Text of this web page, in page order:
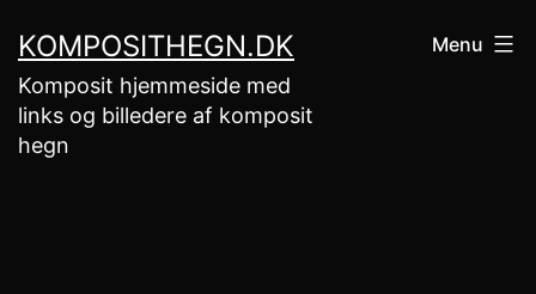
til
indhold
KOMPOSITHEGN.DK
Komposit hjemmeside med
links og billedere af komposit
hegn
Menu